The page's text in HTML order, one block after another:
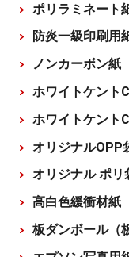
ポリラミネート
防炎一級印刷用
ノンカーボン紙
ホワイトケント
ホワイトケント
オリジナルOPP
オリジナル ポリ
高白色緩衝材紙
板ダンボール（